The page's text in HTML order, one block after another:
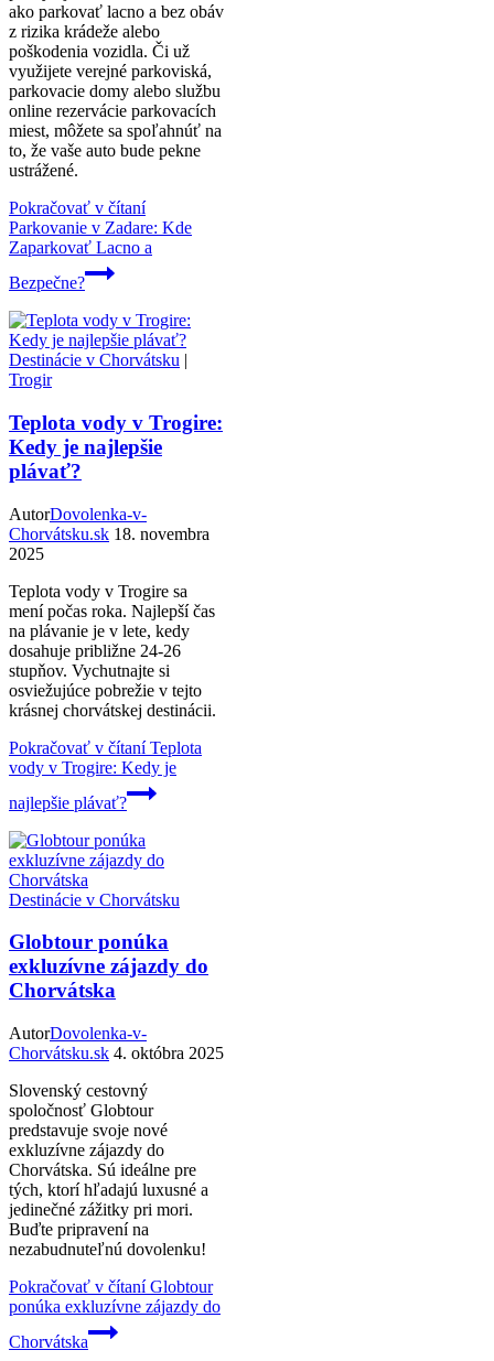
ako parkovať lacno a bez obáv
z rizika krádeže alebo
poškodenia vozidla. Či už
využijete verejné parkoviská,
parkovacie domy alebo službu
online rezervácie parkovacích
miest, môžete sa spoľahnúť na
to, že vaše auto bude pekne
ustrážené.
Pokračovať v čítaní
Parkovanie v Zadare: Kde
Zaparkovať Lacno a
Bezpečne?
Destinácie v Chorvátsku |
Trogir
Teplota vody v Trogire:
Kedy je najlepšie
plávať?
AutorDovolenka-v-
Chorvátsku.sk 18. novembra
2025
Teplota vody v Trogire sa
mení počas roka. Najlepší čas
na plávanie je v lete, kedy
dosahuje približne 24-26
stupňov. Vychutnajte si
osviežujúce pobrežie v tejto
krásnej chorvátskej destinácii.
Pokračovať v čítaníTeplota
vody v Trogire: Kedy je
najlepšie plávať?
Destinácie v Chorvátsku
Globtour ponúka
exkluzívne zájazdy do
Chorvátska
AutorDovolenka-v-
Chorvátsku.sk 4. októbra 2025
Slovenský cestovný
spoločnosť Globtour
predstavuje svoje nové
exkluzívne zájazdy do
Chorvátska. Sú ideálne pre
tých, ktorí hľadajú luxusné a
jedinečné zážitky pri mori.
Buďte pripravení na
nezabudnuteľnú dovolenku!
Pokračovať v čítaníGlobtour
ponúka exkluzívne zájazdy do
Chorvátska